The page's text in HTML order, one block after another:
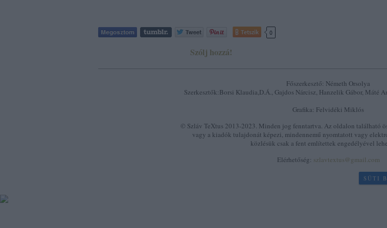
Tetszik 0
Szólj hozzá!
Főszerkesztő: Németh Orsolya
Szerkesztők:Borsi Klaudia,D.Á., Gajdos Nárcisz, Hanzelik Gábor, Máté
Grafika: Felvidéki Miklós
© Szláv TeXtus 2013-2023. Minden jog fenntartva. Az oldalon található
vagy a kiadók tulajdonát képezi, mindennemű nyomtatott vagy
közlésük csak a fent említettek engedélyével
Elérhetőség: szlavtextus@gmail.com
SÜTI